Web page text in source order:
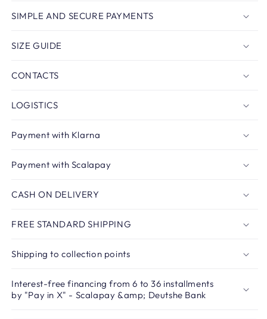
SIMPLE AND SECURE PAYMENTS
SIZE GUIDE
CONTACTS
LOGISTICS
Payment with Klarna
Payment with Scalapay
CASH ON DELIVERY
FREE STANDARD SHIPPING
Shipping to collection points
Interest-free financing from 6 to 36 installments
by "Pay in X" - Scalapay &amp; Deutshe Bank